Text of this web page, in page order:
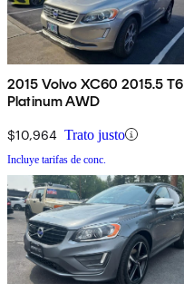
2015 Volvo XC60 2015.5 T6
Platinum AWD
$10,964 Trato justo
Incluye tarifas de conc.